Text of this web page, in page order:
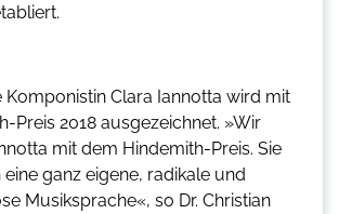
Komponistin Clara Iannotta wird mit
Preis 2018 ausgezeichnet. »Wir
mit dem Hindemith-Preis. Sie
ganz eigene, radikale und
Musiksprache«, so Dr. Christian